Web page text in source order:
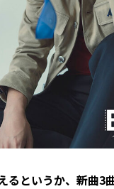
というか、新曲3